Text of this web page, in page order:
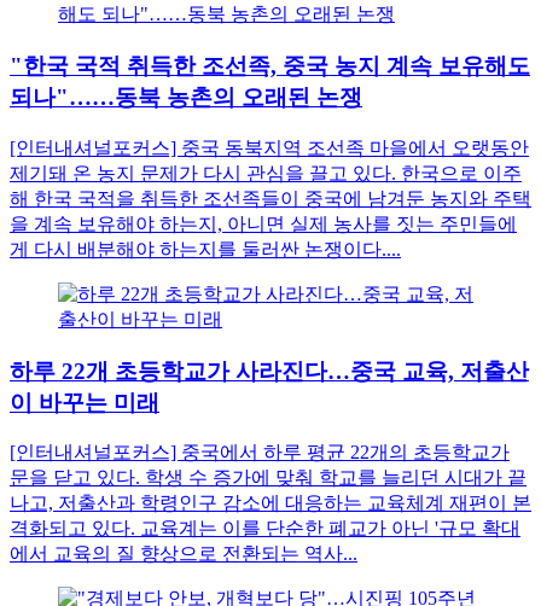
"한국 국적 취득한 조선족, 중국 농지 계속 보유해도
되나"……동북 농촌의 오래된 논쟁
[인터내셔널포커스] 중국 동북지역 조선족 마을에서 오랫동안
제기돼 온 농지 문제가 다시 관심을 끌고 있다. 한국으로 이주
해 한국 국적을 취득한 조선족들이 중국에 남겨둔 농지와 주택
을 계속 보유해야 하는지, 아니면 실제 농사를 짓는 주민들에
게 다시 배분해야 하는지를 둘러싼 논쟁이다....
하루 22개 초등학교가 사라진다…중국 교육, 저출산
이 바꾸는 미래
[인터내셔널포커스] 중국에서 하루 평균 22개의 초등학교가
문을 닫고 있다. 학생 수 증가에 맞춰 학교를 늘리던 시대가 끝
나고, 저출산과 학령인구 감소에 대응하는 교육체계 재편이 본
격화되고 있다. 교육계는 이를 단순한 폐교가 아닌 '규모 확대
에서 교육의 질 향상으로 전환되는 역사...